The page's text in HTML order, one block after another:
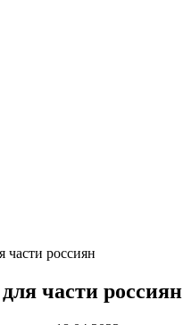
части россиян
части россиян